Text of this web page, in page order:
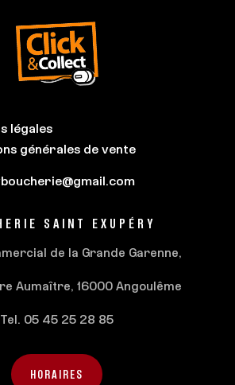
légales
générales de vente
SAINT EXUPÉRY
de la Grande Garenne,
Aumaître, 16000 Angoulême
Tel. 05 45 25 28 85
HORAIRES